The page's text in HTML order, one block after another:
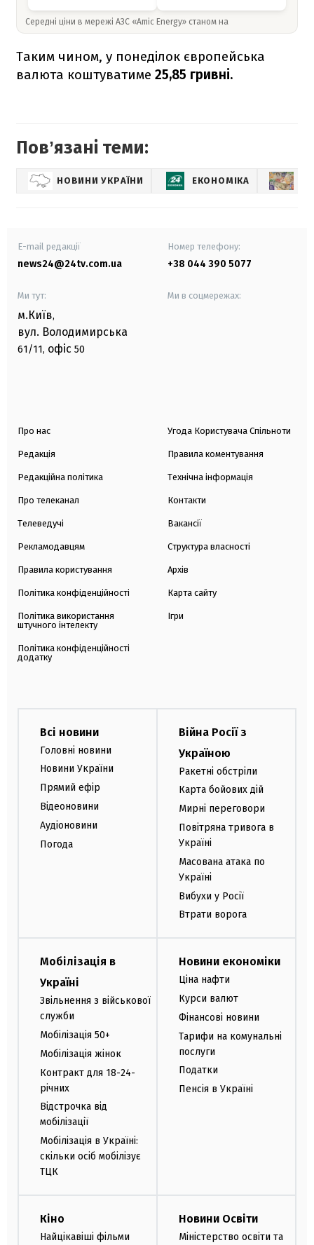
Середні ціни в мережі АЗС «Amic Energy» станом на
Таким чином, у понеділок європейська
валюта коштуватиме 25,85 гривні.
Повʼязані теми:
НОВИНИ УКРАЇНИ ЕКОНОМІКА
E-mail редакції
news24@24tv.com.ua
Номер телефону:
+38 044 390 5077
Ми тут:
м.Київ,
вул. Володимирська
61/11, офіс 50
Ми в соцмережах:
Про нас
Редакція
Редакційна політика
Про телеканал
Телеведучі
Рекламодавцям
Правила користування
Політика конфіденційності
Політика використання
штучного інтелекту
Політика конфіденційності
додатку
Угода Користувача Спільноти
Правила коментування
Технічна інформація
Контакти
Вакансії
Структура власності
Архів
Карта сайту
Ігри
Всі новини
Головні новини
Новини України
Прямий ефір
Відеоновини
Аудіоновини
Погода
Війна Росії з
Україною
Ракетні обстріли
Карта бойових дій
Мирні переговори
Повітряна тривога в
Україні
Масована атака по
Україні
Вибухи у Росії
Втрати ворога
Мобілізація в
Україні
Звільнення з військової
служби
Мобілізація 50+
Мобілізація жінок
Контракт для 18-24-
річних
Відстрочка від
мобілізації
Мобілізація в Україні:
скільки осіб мобілізує
ТЦК
Новини економіки
Ціна нафти
Курси валют
Фінансові новини
Тарифи на комунальні
послуги
Податки
Пенсія в Україні
Кіно
Найцікавіші фільми
Новини Освіти
Міністерство освіти та